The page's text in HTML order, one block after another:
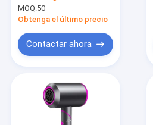
enchufes en todo el
mundo
MOQ:50
Obtenga el último precio
Contactar ahora